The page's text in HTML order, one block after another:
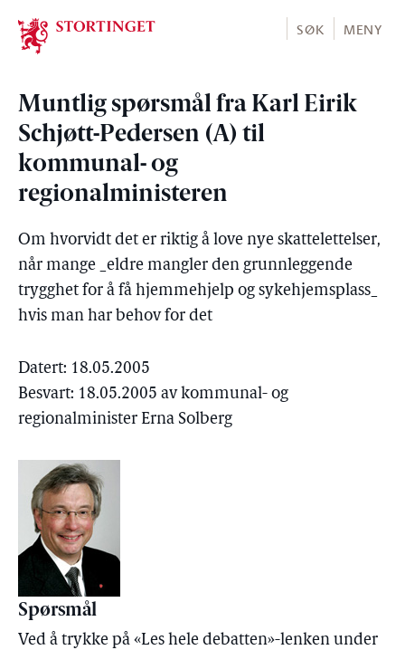
Stortinget.no
SØK MENY
Muntlig spørsmål fra Karl Eirik
Schjøtt-Pedersen (A) til
kommunal- og
regionalministeren
Om hvorvidt det er riktig å love nye skattelettelser,
når mange _eldre mangler den grunnleggende
trygghet for å få hjemmehjelp og sykehjemsplass_
hvis man har behov for det
Datert: 18.05.2005
Besvart: 18.05.2005 av kommunal- og
regionalminister Erna Solberg
Spørsmål
Ved å trykke på «Les hele debatten»-lenken under